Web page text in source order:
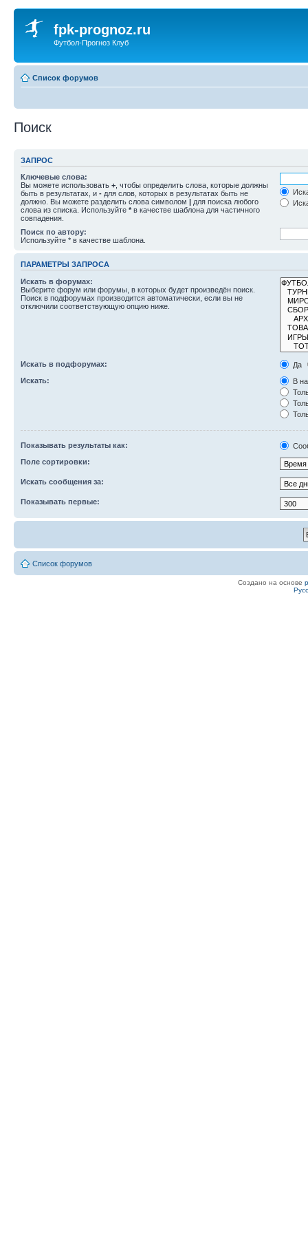
fpk-prognoz.ru
Футбол-Прогноз Клуб
Список форумов
Поиск
ЗАПРОС
Ключевые слова:
Вы можете использовать + , чтобы определить слова, которые должны
быть в результатах, и - для слов, которых в результатах быть не
должно. Вы можете разделить слова символом | для поиска любого
слова из списка. Используйте * в качестве шаблона для частичного
совпадения.
Поиск по автору:
Используйте * в качестве шаблона.
ПАРАМЕТРЫ ЗАПРОСА
Искать в форумах:
Выберите форум или форумы, в которых будет произведён поиск.
Поиск в подфорумах производится автоматически, если вы не
отключили соответствующую опцию ниже.
Искать в подфорумах:
Да
Искать:
В
Показывать результаты как:
Поле сортировки:
Искать сообщения за:
Показывать первые:
Список форумов
Создано на основе